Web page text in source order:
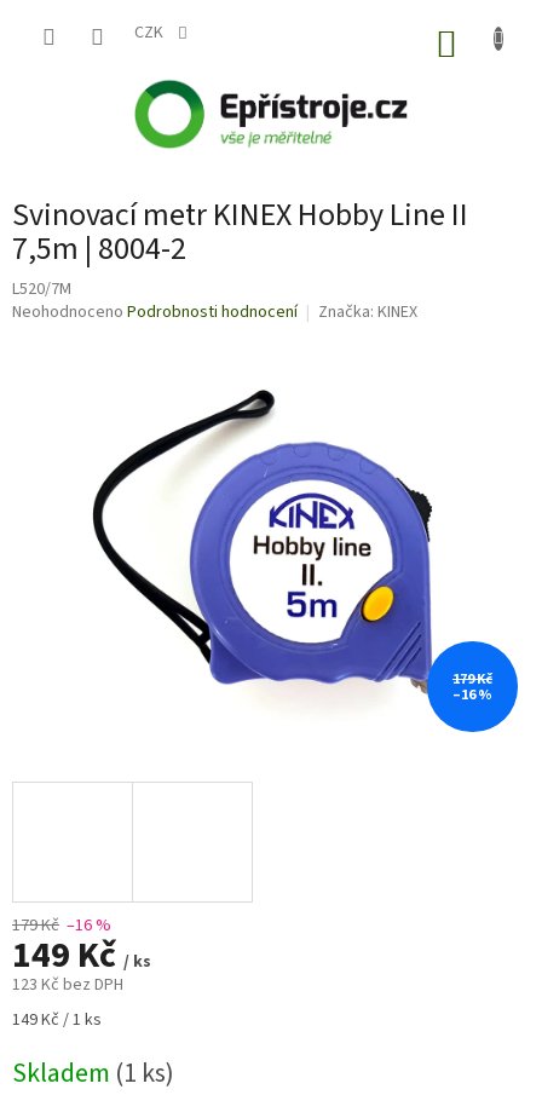
CZK
Svinovací metr KINEX Hobby Line II
7,5m | 8004-2
L520/7M
Průměrné
Neohodnoceno Podrobnosti hodnocení Značka: KINEX
179 Kč
–16 %
179 Kč –16 %
149 Kč / ks
123 Kč bez DPH
Měrná
149 Kč / 1 ks
Skladem (1 ks)